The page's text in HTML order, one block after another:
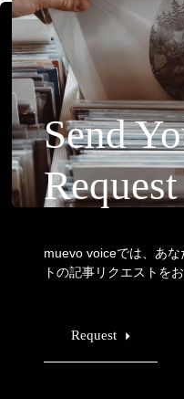
Send
Request
muevo voiceでは、あ
トの記事リクエストを
Request